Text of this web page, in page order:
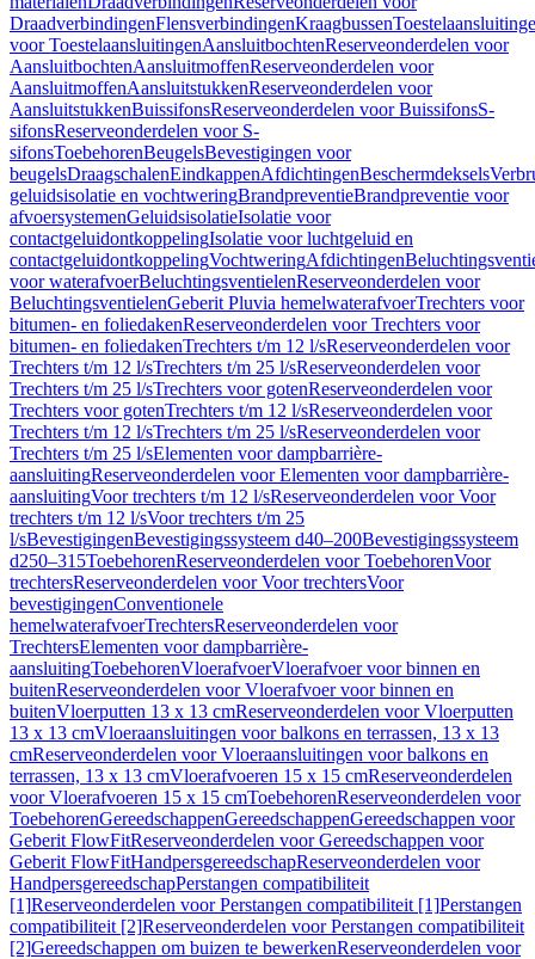
DraadverbindingenFlensverbindingenKraagbussen
voor ToestelaansluitingenAansluitbochtenReserveonderdelen voor
AansluitbochtenAansluitmoffenReserveonderdelen voor
AansluitmoffenAansluitstukkenReserveonderdelen voor
AansluitstukkenBuissifonsReserveonderdelen voor BuissifonsS-
sifonsReserveonderdelen voor S-
sifonsToebehorenBeugelsBevestigingen voor
beugelsDraagschalenEindkappenAfdichtingenBeschermdeksels
geluidsisolatie en vochtweringBrandpreventieBrandpreventie voor
afvoersystemenGeluidsisolatieIsolatie voor
contactgeluidontkoppelingIsolatie voor luchtgeluid en
contactgeluidontkoppelingVochtweringAfdichtingen
voor waterafvoerBeluchtingsventielenReserveonderdelen voor
BeluchtingsventielenGeberit Pluvia hemelwaterafvoerTrechters voor
bitumen- en foliedakenReserveonderdelen voor Trechters voor
bitumen- en foliedakenTrechters t/m 12 l/sReserveonderdelen voor
Trechters t/m 12 l/sTrechters t/m 25 l/sReserveonderdelen voor
Trechters t/m 25 l/sTrechters voor gotenReserveonderdelen voor
Trechters voor gotenTrechters t/m 12 l/sReserveonderdelen voor
Trechters t/m 12 l/sTrechters t/m 25 l/sReserveonderdelen voor
Trechters t/m 25 l/sElementen voor dampbarrière-
aansluitingReserveonderdelen voor Elementen voor dampbarrière-
aansluitingVoor trechters t/m 12 l/sReserveonderdelen voor Voor
trechters t/m 12 l/sVoor trechters t/m 25
l/sBevestigingenBevestigingssysteem d40–200Bevestigingssysteem
d250–315ToebehorenReserveonderdelen voor ToebehorenVoor
trechtersReserveonderdelen voor Voor trechtersVoor
bevestigingenConventionele
hemelwaterafvoerTrechtersReserveonderdelen voor
TrechtersElementen voor dampbarrière-
aansluitingToebehorenVloerafvoerVloerafvoer voor binnen en
buitenReserveonderdelen voor Vloerafvoer voor binnen en
buitenVloerputten 13 x 13 cmReserveonderdelen voor Vloerputten
13 x 13 cmVloeraansluitingen voor balkons en terrassen, 13 x 13
cmReserveonderdelen voor Vloeraansluitingen voor balkons en
terrassen, 13 x 13 cmVloerafvoeren 15 x 15 cmReserveonderdelen
voor Vloerafvoeren 15 x 15 cmToebehorenReserveonderdelen voor
ToebehorenGereedschappenGereedschappenGereedschappen voor
Geberit FlowFitReserveonderdelen voor Gereedschappen voor
Geberit FlowFitHandpersgereedschapReserveonderdelen voor
HandpersgereedschapPerstangen compatibiliteit
[1]Reserveonderdelen voor Perstangen compatibiliteit [1]Perstangen
compatibiliteit [2]Reserveonderdelen voor Perstangen compatibiliteit
[2]Gereedschappen om buizen te bewerkenReserveonderdelen voor